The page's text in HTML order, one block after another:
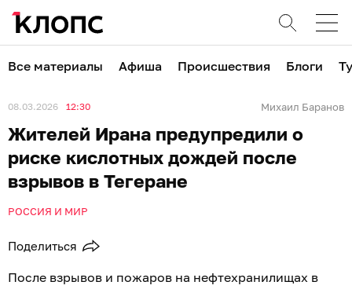
Все материалы Афиша Происшествия Блоги
08.03.2026 12:30 Михаил Баранов
Жителей Ирана предупредили о
риске кислотных дождей после
взрывов в Тегеране
РОССИЯ И МИР
Поделиться
После взрывов и пожаров на нефтехранилищах в